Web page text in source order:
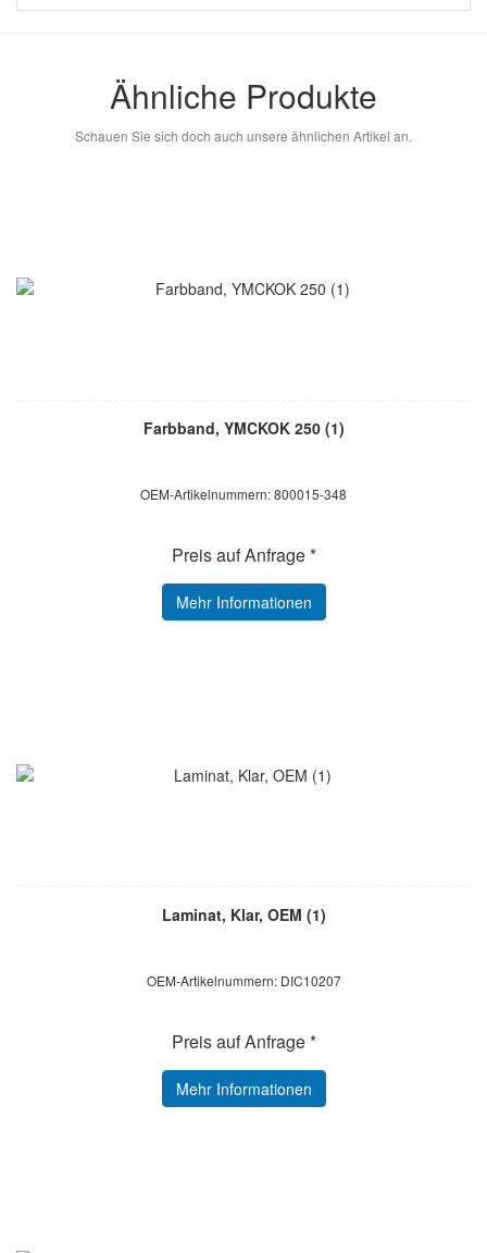
Ähnliche Produkte
Schauen Sie sich doch auch unsere ähnlichen Artikel an.
Farbband, YMCKOK 250 (1)
OEM-Artikelnummern: 800015-348
Preis auf Anfrage *
Mehr Informationen
Laminat, Klar, OEM (1)
OEM-Artikelnummern: DIC10207
Preis auf Anfrage *
Mehr Informationen